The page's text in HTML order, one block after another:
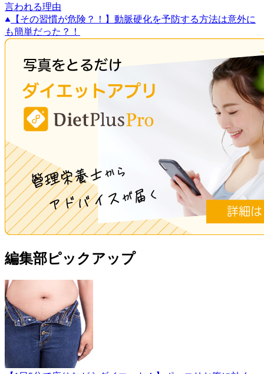
言われる理由
【その習慣が危険？！】動脈硬化を予防する方法は意外に
も簡単だった？！
編集部ピックアップ